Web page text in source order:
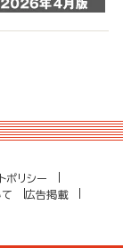
ポリシー
広告掲載